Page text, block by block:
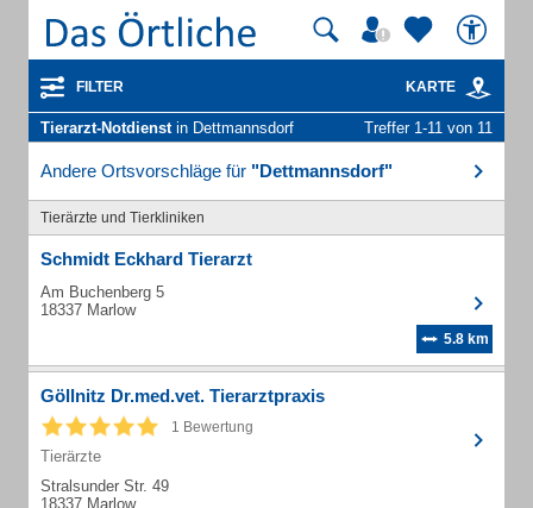
FILTER KARTE
Tierarzt-Notdienstin Dettmannsdorf Treffer 1-11 von 11
Andere Ortsvorschläge für "Dettmannsdorf"
Tierärzte und Tierkliniken
Schmidt Eckhard Tierarzt
Am Buchenberg 5
18337 Marlow
5.8 km
Göllnitz Dr.med.vet. Tierarztpraxis
1 Bewertung
Tierärzte
Stralsunder Str. 49
18337 Marlow